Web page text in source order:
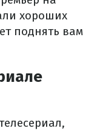
хороших
поднять вам